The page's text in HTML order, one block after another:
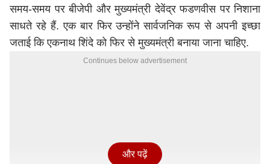
समय-समय पर बीजेपी और मुख्यमंत्री देवेंद्र फडणवीस पर निशाना
साधते रहे हैं. एक बार फिर उन्होंने सार्वजनिक रूप से अपनी इच्छा
जताई कि एकनाथ शिंदे को फिर से मुख्यमंत्री बनाया जाना चाहिए.
Continues below advertisement
और पढ़ें